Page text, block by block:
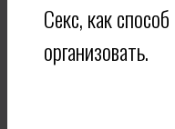
Секс, как
организовать.